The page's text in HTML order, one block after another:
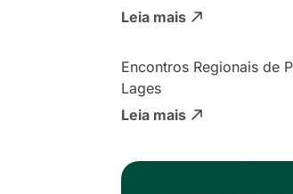
Leia mais
Encontros Regionais de
Lages
Leia mais